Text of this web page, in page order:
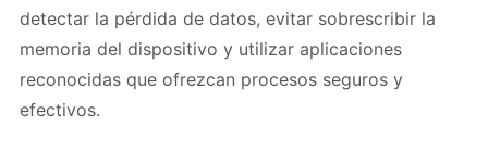
detectar la pérdida de datos, evitar sobrescribir la
memoria del dispositivo y utilizar aplicaciones
reconocidas que ofrezcan procesos seguros y
efectivos.